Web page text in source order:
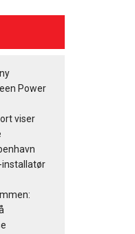
Power
viser
installatør